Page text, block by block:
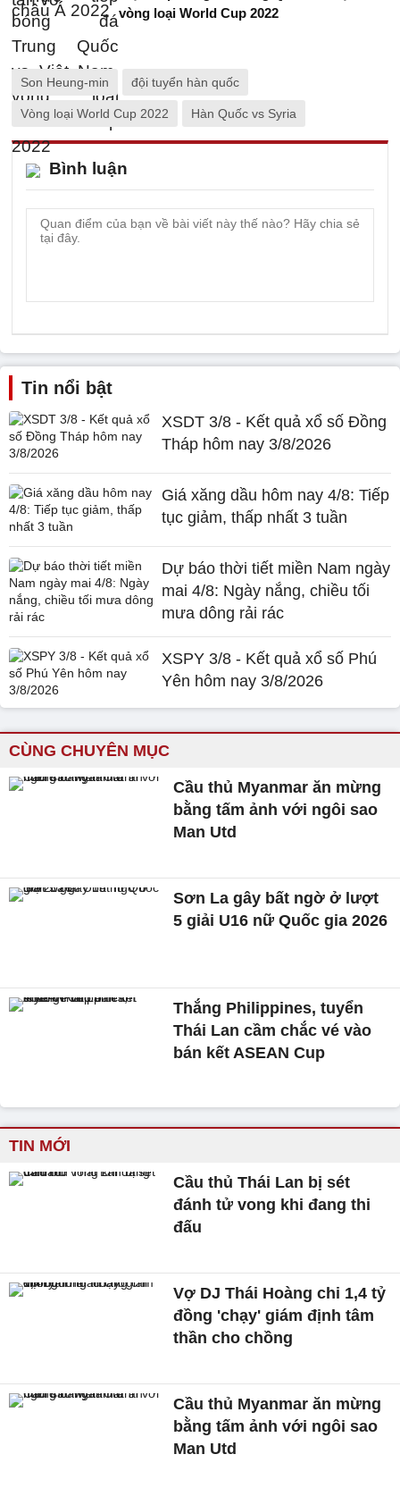
vòng loại World Cup 2022
Son Heung-min đội tuyển hàn quốc
Vòng loại World Cup 2022 Hàn Quốc vs Syria
Bình luận
Tin nổi bật
XSDT 3/8 - Kết quả xổ số Đồng
Tháp hôm nay 3/8/2026
Giá xăng dầu hôm nay 4/8: Tiếp
tục giảm, thấp nhất 3 tuần
Dự báo thời tiết miền Nam ngày
mai 4/8: Ngày nắng, chiều tối
mưa dông rải rác
XSPY 3/8 - Kết quả xổ số Phú
Yên hôm nay 3/8/2026
CÙNG CHUYÊN MỤC
Cầu thủ Myanmar ăn mừng
bằng tấm ảnh với ngôi sao
Man Utd
Sơn La gây bất ngờ ở lượt
5 giải U16 nữ Quốc gia 2026
Thắng Philippines, tuyển
Thái Lan cầm chắc vé vào
bán kết ASEAN Cup
TIN MỚI
Cầu thủ Thái Lan bị sét
đánh tử vong khi đang thi
đấu
Vợ DJ Thái Hoàng chi 1,4 tỷ
đồng 'chạy' giám định tâm
thần cho chồng
Cầu thủ Myanmar ăn mừng
bằng tấm ảnh với ngôi sao
Man Utd